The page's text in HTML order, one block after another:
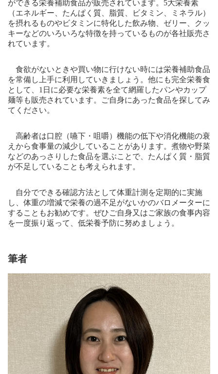
ができる栄養補助食品が販売されています。 5大栄養素
（エネルギー、たんぱく質、脂質、ビタミン、ミネラル）
を摂れるものやビタミンに特化した飲み物、ゼリー、クッ
キーなどのいろいろな特徴を持っているものが各社販売さ
れています。
食欲がないときや買い物に行けない時には栄養補助食品
を常備し上手に利用していきましょう。他にも完全栄養食
として、 1 日に必要な栄養素を全て網羅したパンやカップ
麺等も販売されています。ご自身にあった食品を探してみ
てください。
高齢者は口腔（嚥下・咀嚼）機能の低下や消化機能の衰
えから食事量の減少していることがあります。煮物や野菜
などのあっさりした食品を選ぶことで、たんぱく質・脂質
が不足していることも考えられます。
自分でできる確認方法として体重計測を定期的に実施
し、体重の増減で栄養の過不足がないかのバロメーターに
することもお勧めです。ぜひご自身又はご家族の食事内容
を一度振り返って、低栄養予防に努めましょう。
筆者